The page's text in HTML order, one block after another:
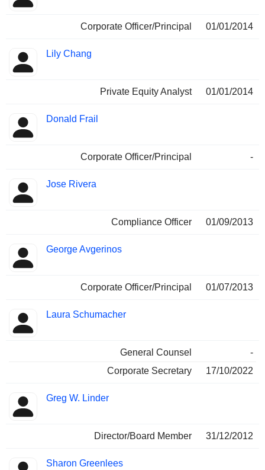
Corporate Officer/Principal 01/01/2014
Lily Chang
Private Equity Analyst 01/01/2014
Donald Frail
Corporate Officer/Principal -
Jose Rivera
Compliance Officer 01/09/2013
George Avgerinos
Corporate Officer/Principal 01/07/2013
Laura Schumacher
General Counsel
-
Corporate Secretary
17/10/2022
Greg W. Linder
Director/Board Member 31/12/2012
Sharon Greenlees